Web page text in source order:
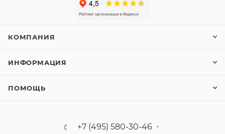
КОМПАНИЯ
ИНФОРМАЦИЯ
ПОМОЩЬ
+7 (495) 580-30-46